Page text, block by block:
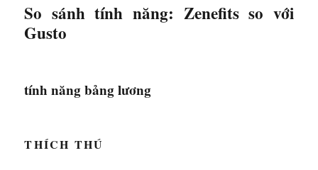
So sánh tính năng: Zenefits so với
Gusto
tính năng bảng lương
THÍCH THÚ